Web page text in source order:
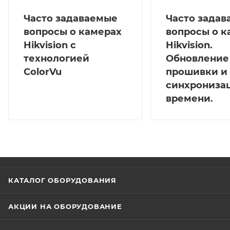
Часто задаваемые
вопросы о камерах
Hikvision с
технологией
ColorVu
Часто
вопросы о
Hikvision.
Обновление
прошивки и
времени.
КАТАЛОГ ОБОРУДОВАНИЯ
АКЦИИ НА ОБОРУДОВАНИЕ